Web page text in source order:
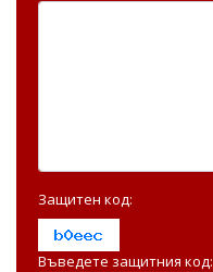
Защитен код:
Въведете защитния код: